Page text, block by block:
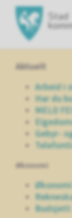
Aktuelt
Arbeid i
Har du
MELD
Gebyr-
Økonomi
Budsjett